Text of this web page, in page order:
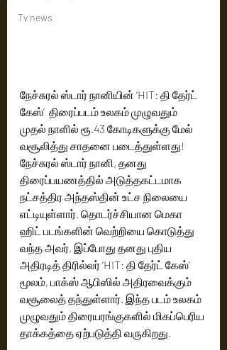
Tv news
நேச்சுரல் ஸ்டார் நானியின் ‘HIT: தி தேர்ட்
கேஸ்’  திரைப்படம் உலகம் முழுவதும்
முதல் நாளில் ரூ.43 கோடிகளுக்கு மேல்
வசூலித்து சாதனை படைத்துள்ளது!
நேச்சுரல் ஸ்டார் நானி, தனது
திரைப்பயணத்தில் அடுத்தகட்டமாக
நட்சத்திர அந்தஸ்தின் உட்ச நிலையை
எட்டியுள்ளார். தொடர்ச்சியான மெகா
ஹிட் படங்களின் வெற்றியை கொடுத்து
வந்த அவர், இப்போது தனது புதிய
அதிரடித் திரில்லர் ‘HIT: தி தேர்ட் கேஸ்’
மூலம், பாக்ஸ் ஆபிஸில் அதிரவைக்கும்
வசூலைத் தந்துள்ளார். இந்த படம் உலகம்
முழுவதும் திரையரங்குகளில் மிகப்பெரிய
தாக்கத்தை ஏற்படுத்தி வருகிறது.